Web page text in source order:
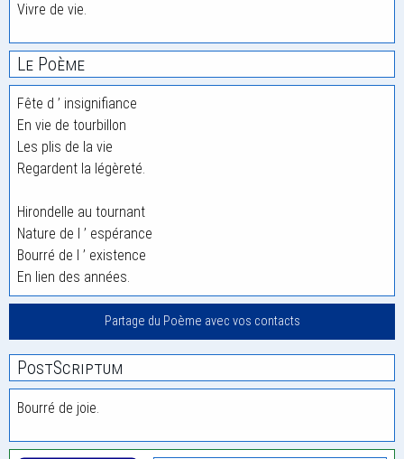
Vivre de vie.
Le Poème
Fête d ’ insignifiance
En vie de tourbillon
Les plis de la vie
Regardent la légèreté.
Hirondelle au tournant
Nature de l ’ espérance
Bourré de l ’ existence
En lien des années.
Partage du Poème avec vos contacts
PostScriptum
Bourré de joie.